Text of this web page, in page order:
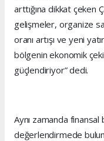
arttığına dikkat çeken
gelişmeler, organize
oranı artışı ve yeni
bölgenin ekonomik
güçlendiriyor” dedi.
Aynı zamanda
değerlendirmede